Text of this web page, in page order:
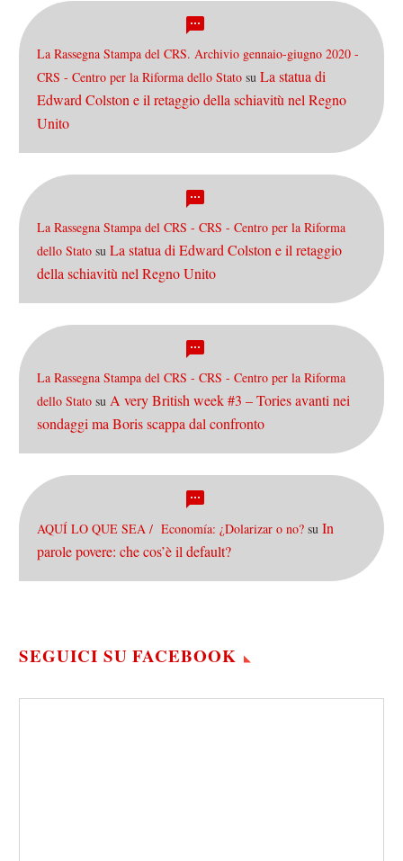
La Rassegna Stampa del CRS. Archivio gennaio-giugno 2020 -
CRS - Centro per la Riforma dello Stato su La statua di
Edward Colston e il retaggio della schiavitù nel Regno
Unito
La Rassegna Stampa del CRS - CRS - Centro per la Riforma
dello Stato su La statua di Edward Colston e il retaggio
della schiavitù nel Regno Unito
La Rassegna Stampa del CRS - CRS - Centro per la Riforma
dello Stato su A very British week #3 – Tories avanti nei
sondaggi ma Boris scappa dal confronto
AQUÍ LO QUE SEA / Economía: ¿Dolarizar o no? su In
parole povere: che cos’è il default?
SEGUICI SU FACEBOOK